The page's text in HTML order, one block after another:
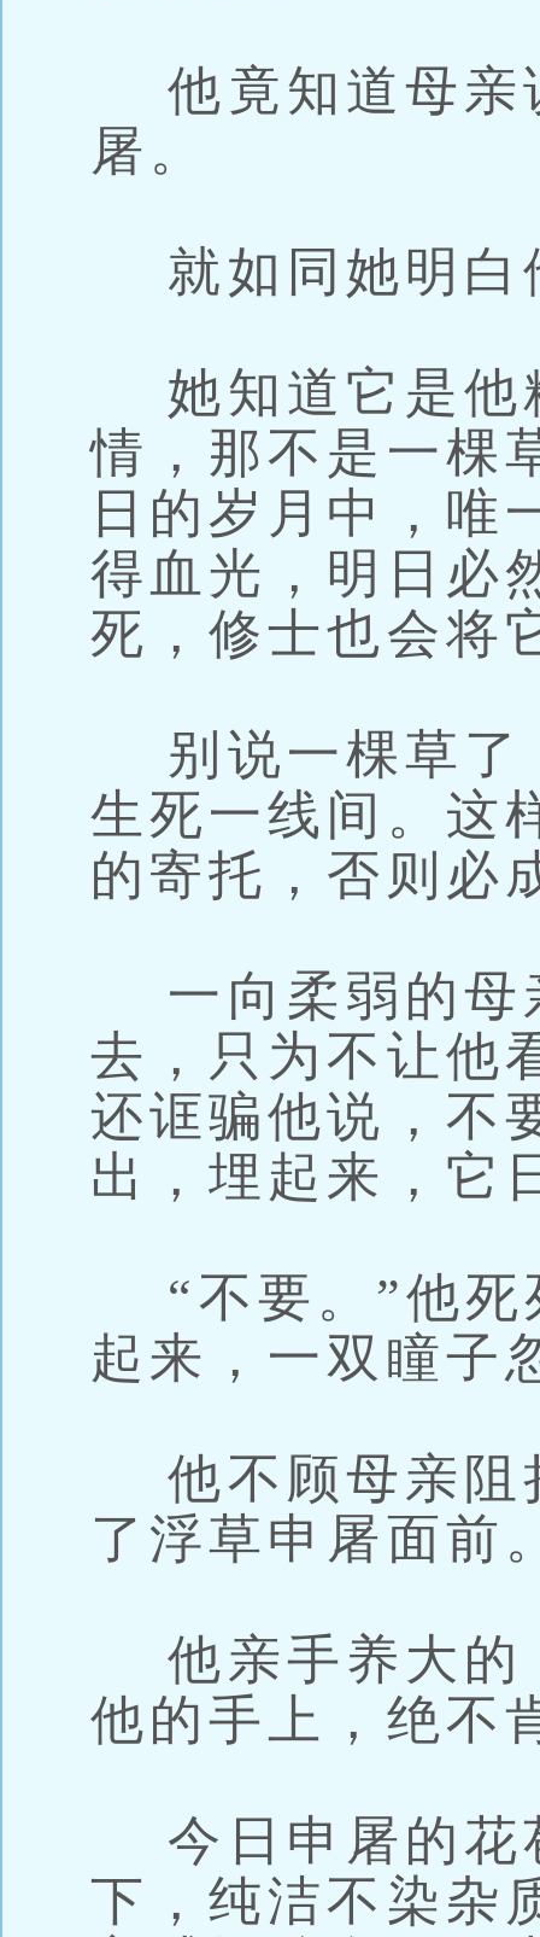
他竟知道母亲
屠。
就如同她明白
她知道它是他
情，那不是一棵
日的岁月中，唯
得血光，明日必
死，修士也会将
别说一棵草了
生死一线间。这
的寄托，否则必
一向柔弱的母
去，只为不让他
还诓骗他说，不
出，埋起来，它
“不要。”他死
起来，一双瞳子
他不顾母亲阻
了浮草申屠面前
他亲手养大的
他的手上，绝不
今日申屠的花
下，纯洁不染杂